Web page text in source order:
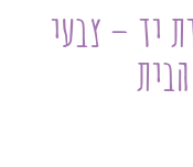
יד – צבעי